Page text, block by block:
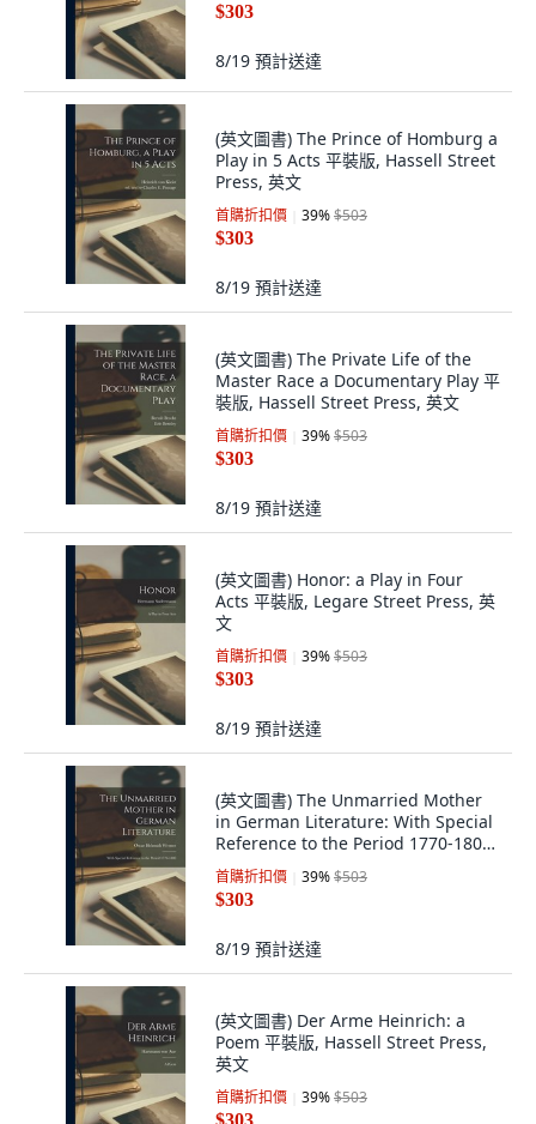
$303
8/19 預計送達
(英文圖書) The Prince of Homburg a
Play in 5 Acts 平裝版, Hassell Street
Press, 英文
首購折扣價 39%$503
$303
8/19 預計送達
(英文圖書) The Private Life of the
Master Race a Documentary Play 平
裝版, Hassell Street Press, 英文
首購折扣價 39%$503
$303
8/19 預計送達
(英文圖書) Honor: a Play in Four
Acts 平裝版, Legare Street Press, 英
文
首購折扣價 39%$503
$303
8/19 預計送達
(英文圖書) The Unmarried Mother
in German Literature: With Special
Reference to the Period 1770-1800
平裝版, Legare Street Press, 英文
首購折扣價 39%$503
$303
8/19 預計送達
(英文圖書) Der Arme Heinrich: a
Poem 平裝版, Hassell Street Press,
英文
首購折扣價 39%$503
$303